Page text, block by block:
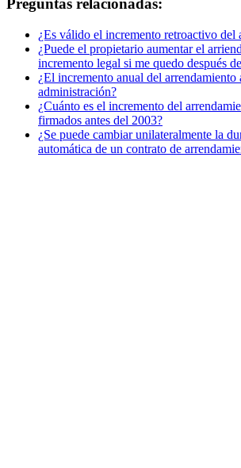
Preguntas relacionadas:
¿Es válido el incremento retroactivo del
¿Puede el propietario aumentar el
incremento legal si me quedo después
¿El incremento anual del arrendamiento
administración?
¿Cuánto es el incremento del
firmados antes del 2003?
¿Se puede cambiar unilateralmente la
automática de un contrato de